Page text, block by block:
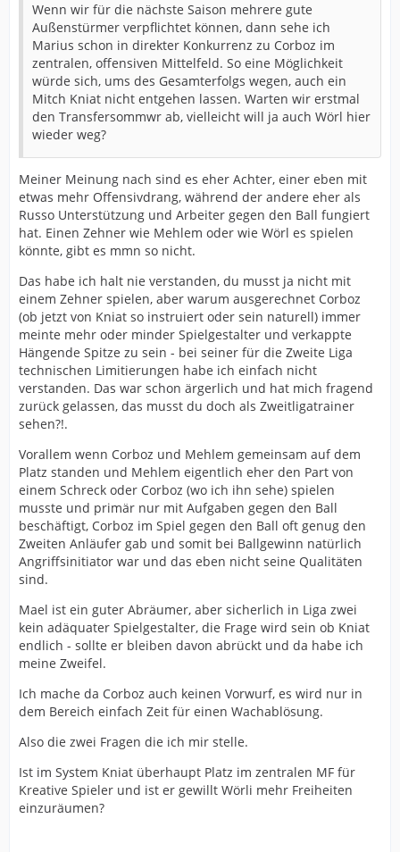
Wenn wir für die nächste Saison mehrere gute
Außenstürmer verpflichtet können, dann sehe ich
Marius schon in direkter Konkurrenz zu Corboz im
zentralen, offensiven Mittelfeld. So eine Möglichkeit
würde sich, ums des Gesamterfolgs wegen, auch ein
Mitch Kniat nicht entgehen lassen. Warten wir erstmal
den Transfersommwr ab, vielleicht will ja auch Wörl hier
wieder weg?
Meiner Meinung nach sind es eher Achter, einer eben mit
etwas mehr Offensivdrang, während der andere eher als
Russo Unterstützung und Arbeiter gegen den Ball fungiert
hat. Einen Zehner wie Mehlem oder wie Wörl es spielen
könnte, gibt es mmn so nicht.
Das habe ich halt nie verstanden, du musst ja nicht mit
einem Zehner spielen, aber warum ausgerechnet Corboz
(ob jetzt von Kniat so instruiert oder sein naturell) immer
meinte mehr oder minder Spielgestalter und verkappte
Hängende Spitze zu sein - bei seiner für die Zweite Liga
technischen Limitierungen habe ich einfach nicht
verstanden. Das war schon ärgerlich und hat mich fragend
zurück gelassen, das musst du doch als Zweitligatrainer
sehen?!.
Vorallem wenn Corboz und Mehlem gemeinsam auf dem
Platz standen und Mehlem eigentlich eher den Part von
einem Schreck oder Corboz (wo ich ihn sehe) spielen
musste und primär nur mit Aufgaben gegen den Ball
beschäftigt, Corboz im Spiel gegen den Ball oft genug den
Zweiten Anläufer gab und somit bei Ballgewinn natürlich
Angriffsinitiator war und das eben nicht seine Qualitäten
sind.
Mael ist ein guter Abräumer, aber sicherlich in Liga zwei
kein adäquater Spielgestalter, die Frage wird sein ob Kniat
endlich - sollte er bleiben davon abrückt und da habe ich
meine Zweifel.
Ich mache da Corboz auch keinen Vorwurf, es wird nur in
dem Bereich einfach Zeit für einen Wachablösung.
Also die zwei Fragen die ich mir stelle.
Ist im System Kniat überhaupt Platz im zentralen MF für
Kreative Spieler und ist er gewillt Wörli mehr Freiheiten
einzuräumen?